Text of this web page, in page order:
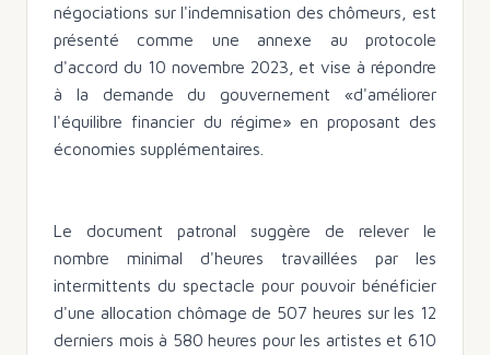
négociations sur l'indemnisation des chômeurs, est
présenté comme une annexe au protocole
d'accord du 10 novembre 2023, et vise à répondre
à la demande du gouvernement «d'améliorer
l'équilibre financier du régime» en proposant des
économies supplémentaires.
Le document patronal suggère de relever le
nombre minimal d'heures travaillées par les
intermittents du spectacle pour pouvoir bénéficier
d'une allocation chômage de 507 heures sur les 12
derniers mois à 580 heures pour les artistes et 610